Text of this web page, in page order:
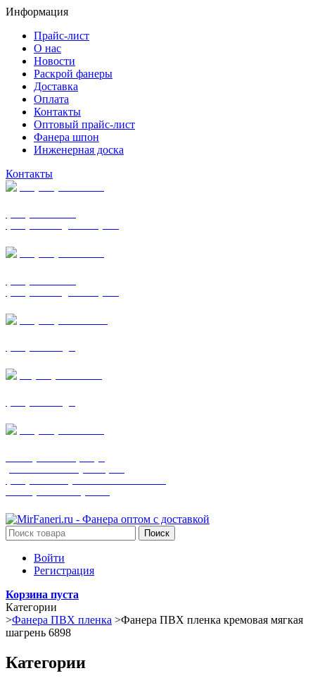
Информация
Прайс-лист
О нас
Новости
Раскрой фанеры
Доставка
Оплата
Контакты
Оптовый прайс-лист
Фанера шпон
Инженерная доска
Контакты
Поиск
Войти
Регистрация
Корзина пуста
Категории
>Фанера ПВХ пленка >Фанера ПВХ пленка кремовая мягкая
шагрень 6898
Категории